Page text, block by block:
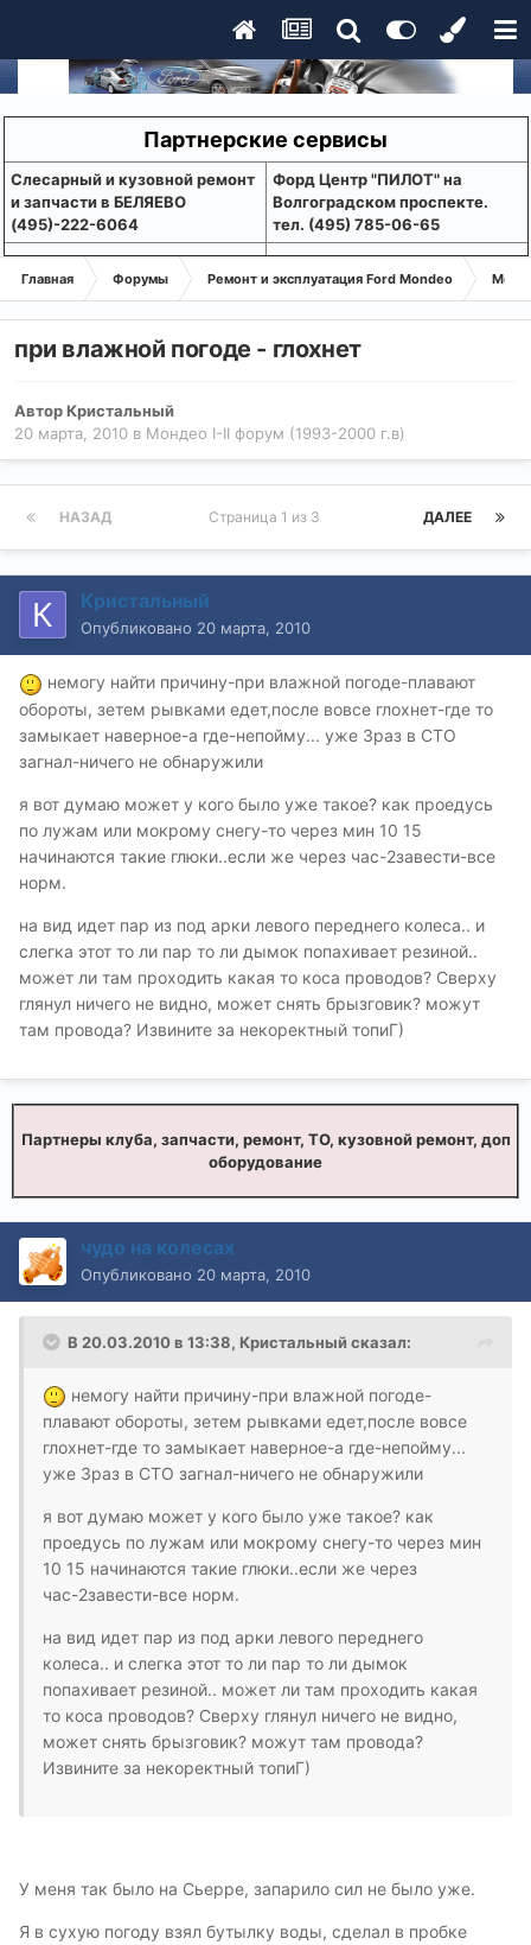
Партнерские сервисы
Слесарный и кузовной ремонт
и запчасти в БЕЛЯЕВО
(495)-222-6064
Форд Центр "ПИЛОТ" на
Волгоградском проспекте.
тел. (495) 785-06-65
Главная Форумы Ремонт и эксплуатация Ford Mondeo
при влажной погоде - глохнет
АвторКристальный
20 марта, 2010 в Мондео I-II форум (1993-2000 г.в)
НАЗАД ДАЛЕЕ
Страница 1 из 3
Кристальный
Опубликовано 20 марта, 2010
немогу найти причину-при влажной погоде-плавают
обороты, зетем рывками едет,после вовсе глохнет-где то
замыкает наверное-а где-непойму... уже 3раз в СТО
загнал-ничего не обнаружили
я вот думаю может у кого было уже такое? как проедусь
по лужам или мокрому снегу-то через мин 10 15
начинаются такие глюки..если же через час-2завести-все
норм.
на вид идет пар из под арки левого переднего колеса.. и
слегка этот то ли пар то ли дымок попахивает резиной..
может ли там проходить какая то коса проводов? Сверху
глянул ничего не видно, может снять брызговик? можут
там провода? Извините за некоректный топиГ)
Партнеры клуба, запчасти, ремонт, ТО, кузовной ремонт, доп
оборудование
чудо на колесах
Опубликовано 20 марта, 2010
В 20.03.2010 в 13:38, Кристальный сказал:
немогу найти причину-при влажной погоде-
плавают обороты, зетем рывками едет,после вовсе
глохнет-где то замыкает наверное-а где-непойму...
уже 3раз в СТО загнал-ничего не обнаружили
я вот думаю может у кого было уже такое? как
проедусь по лужам или мокрому снегу-то через мин
10 15 начинаются такие глюки..если же через
час-2завести-все норм.
на вид идет пар из под арки левого переднего
колеса.. и слегка этот то ли пар то ли дымок
попахивает резиной.. может ли там проходить какая
то коса проводов? Сверху глянул ничего не видно,
может снять брызговик? можут там провода?
Извините за некоректный топиГ)
У меня так было на Сьерре, запарило сил не было уже.
Я в сухую погоду взял бутылку воды, сделал в пробке